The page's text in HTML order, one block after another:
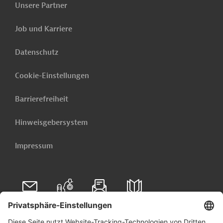
Malaysia
Finden Sie alle relevanten Informationen zu Malaysia:
Ausschreibungen und Entwicklungsprojekte.
Arbeitsmarkt
Unsere Partner
Job und Karriere
Datenschutz
Cookie-Einstellungen
Barrierefreiheit
Hinweisgebersystem
Impressum